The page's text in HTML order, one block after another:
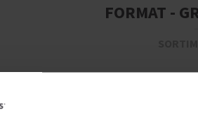
FORMAT -